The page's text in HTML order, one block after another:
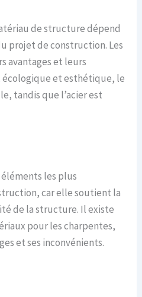
de structure dépend
projet de construction. Les
avantages et leurs
écologique et esthétique, le
tandis que l’acier est
les plus
car elle soutient la
de la structure. Il existe
pour les charpentes,
et ses inconvénients.